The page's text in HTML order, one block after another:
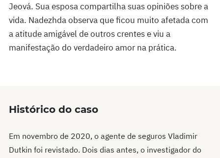
Jeová. Sua esposa compartilha suas opiniões sobre a
vida. Nadezhda observa que ficou muito afetada com
a atitude amigável de outros crentes e viu a
manifestação do verdadeiro amor na prática.
Histórico do caso
Em novembro de 2020, o agente de seguros Vladimir
Dutkin foi revistado. Dois dias antes, o investigador do